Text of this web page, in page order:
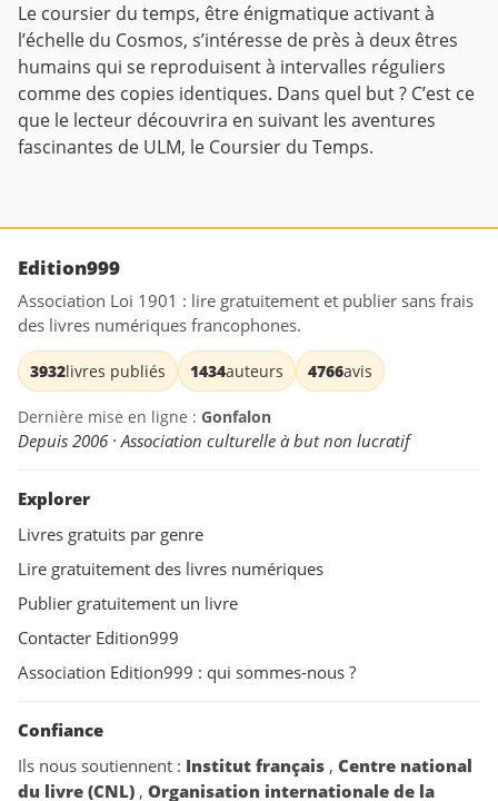
Le coursier du temps, être énigmatique activant à
l’échelle du Cosmos, s’intéresse de près à deux êtres
humains qui se reproduisent à intervalles réguliers
comme des copies identiques. Dans quel but ? C’est ce
que le lecteur découvrira en suivant les aventures
fascinantes de ULM, le Coursier du Temps.
Edition999
Association Loi 1901 : lire gratuitement et publier sans frais
des livres numériques francophones.
3932livres publiés 1434auteurs 4766avis
Dernière mise en ligne : Gonfalon
Depuis 2006 · Association culturelle à but non lucratif
Explorer
Livres gratuits par genre
Lire gratuitement des livres numériques
Publier gratuitement un livre
Contacter Edition999
Association Edition999 : qui sommes-nous ?
Confiance
Ils nous soutiennent : Institut français , Centre national
du livre (CNL) , Organisation internationale de la